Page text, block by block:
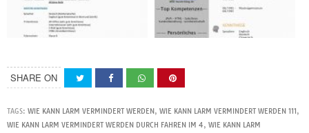
SHARE ON
TAGS: WIE KANN LARM VERMINDERT WERDEN, WIE KANN LARM VERMINDERT WERDEN 111,
WIE KANN LARM VERMINDERT WERDEN DURCH FAHREN IM 4, WIE KANN LARM